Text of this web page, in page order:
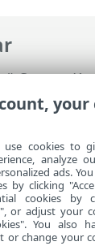
Sonu>
Ömrü
>
your
use cookies to
analyze
ads.
by clicking
cookies by
or adjust your
You also
or change your